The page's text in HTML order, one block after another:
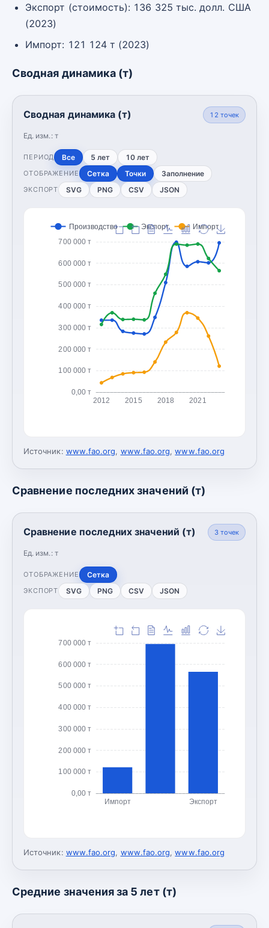
Экспорт (стоимость): 136 325 тыс. долл. США
(2023)
Импорт: 121 124 т (2023)
Сводная динамика (т)
Сводная динамика (т)
Ед. изм.: т
12 точек
ПЕРИОД Все 5 лет 10 лет
ОТОБРАЖЕНИЕ Сетка Точки Заполнение
ЭКСПОРТ SVG PNG CSV JSON
0,00 т
100 000 т
200 000 т
300 000 т
400 000 т
500 000 т
600 000 т
700 000 т
2012 2015 2018 2021
Производство Экспорт Импорт
Источник: www.fao.org, www.fao.org,www.fao.org
Сравнение последних значений (т)
Сравнение последних значений (т)
Ед. изм.: т
3точек
ОТОБРАЖЕНИЕ Сетка
ЭКСПОРТ SVG PNG CSV JSON
0,00 т
100 000 т
200 000 т
300 000 т
400 000 т
500 000 т
600 000 т
700 000 т
Импорт Экспорт
Источник: www.fao.org, www.fao.org,www.fao.org
Средние значения за 5 лет (т)